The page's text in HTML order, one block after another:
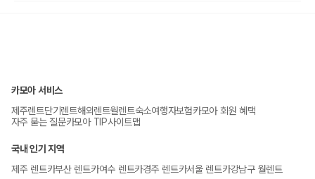
Route 3 · 북부 — 오키나와 자연 핵심 코스
나하 → 만좌모 → 추라우미 수족관 → 고우리 섬 → 나키진 성
터
Route 4 · 남부 — 역사·문화 탐방 코스
나하 → 히메유리 탑 → 평화기념공원 → 오키나와 월드 (玉泉
자차보험 + 대인/대물 보험 포함
자기부담금 0원
NOC는 별도 청구될 수 있음
프리미엄+플랜
자차보험 + 대인/대물 보험 포함
카모아 서비스
제주렌트단기렌트해외렌트월렌트숙소여행자보험카모아 회원 혜택
자주 묻는 질문카모아 TIP사이트맵
국내 인기 지역
제주 렌트카부산 렌트카여수 렌트카경주 렌트카서울 렌트카강남구 월렌트